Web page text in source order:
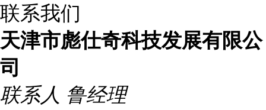
联系我们
天津市彪仕奇科技发展有限公
司
联系人 鲁经理